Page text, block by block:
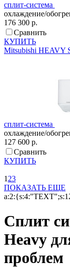
сплит-система
охлаждение/
176 300 р.
Сравнить
КУПИТЬ
Mitsubishi HEAVY
сплит-система
охлаждение/
127 600 р.
Сравнить
КУПИТЬ
1 23
ПОКАЗАТЬ ЕЩЕ
Сплит
Heavy
проблем